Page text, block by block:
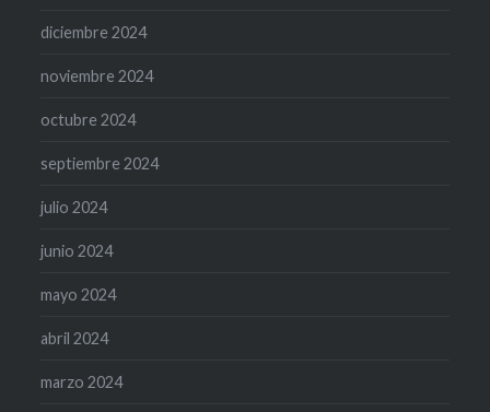
diciembre 2024
noviembre 2024
octubre 2024
septiembre 2024
julio 2024
junio 2024
mayo 2024
abril 2024
marzo 2024